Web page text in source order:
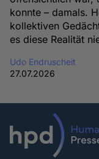
konnte – damals.
kollektiven
es diese Realität
Udo Endruscheit
27.07.2026